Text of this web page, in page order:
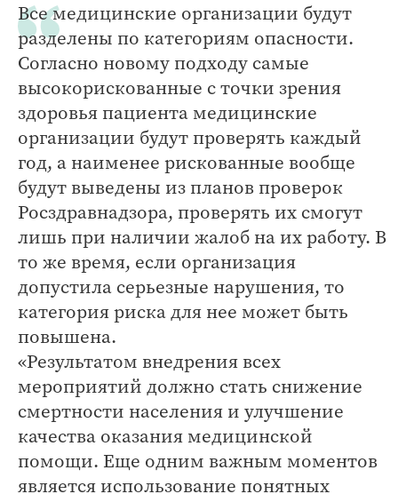
Все медицинские организации будут
разделены по категориям опасности.
Согласно новому подходу самые
высокорискованные с точки зрения
здоровья пациента медицинские
организации будут проверять каждый
год, а наименее рискованные вообще
будут выведены из планов проверок
Росздравнадзора, проверять их смогут
лишь при наличии жалоб на их работу. В
то же время, если организация
допустила серьезные нарушения, то
категория риска для нее может быть
повышена.
«Результатом внедрения всех
мероприятий должно стать снижение
смертности населения и улучшение
качества оказания медицинской
помощи. Еще одним важным моментов
является использование понятных